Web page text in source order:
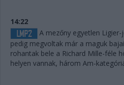
14:22
A mezőny egyetlen
pedig megvoltak már a maguk
rohantak bele a Richard Mille-féle
helyen vannak, három Am-